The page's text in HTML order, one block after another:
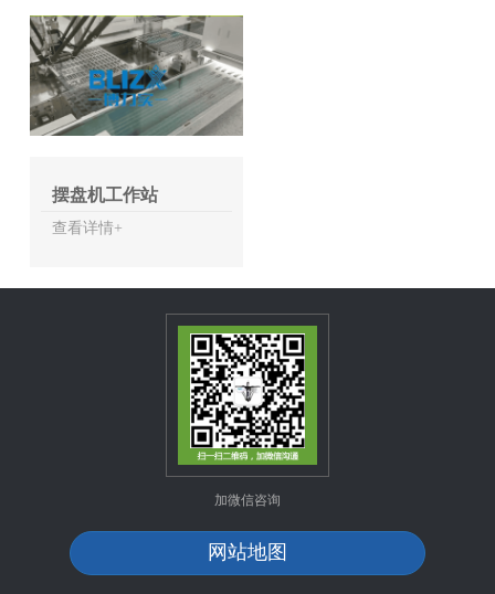
摆盘机工作站
查看详情+
加微信咨询
网站地图